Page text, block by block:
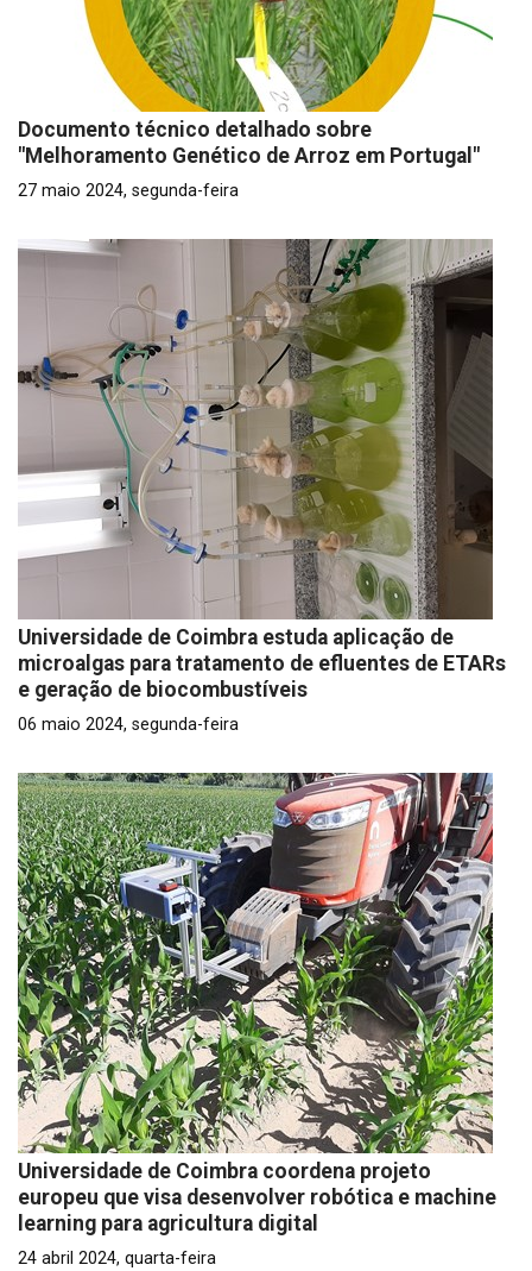
Documento técnico detalhado sobre
"Melhoramento Genético de Arroz em Portugal"
27 maio 2024, segunda-feira
Universidade de Coimbra estuda aplicação de
microalgas para tratamento de efluentes de ETARs
e geração de biocombustíveis
06 maio 2024, segunda-feira
Universidade de Coimbra coordena projeto
europeu que visa desenvolver robótica e machine
learning para agricultura digital
24 abril 2024, quarta-feira